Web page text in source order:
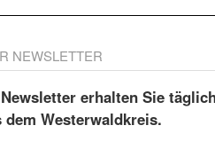
NEWSLETTER
erhalten Sie
Westerwaldkreis.